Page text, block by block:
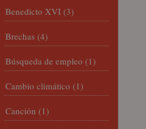
Benedicto XVI (3)
Brechas (4)
Búsqueda de empleo (1)
Cambio climático (1)
Canción (1)